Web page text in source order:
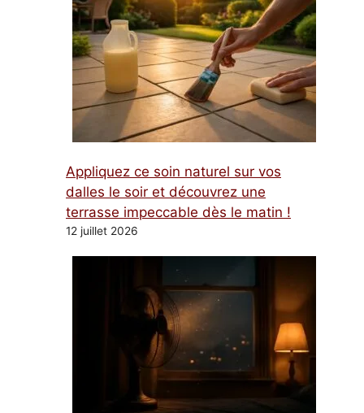
Appliquez ce soin naturel sur vos
dalles le soir et découvrez une
terrasse impeccable dès le matin !
12 juillet 2026